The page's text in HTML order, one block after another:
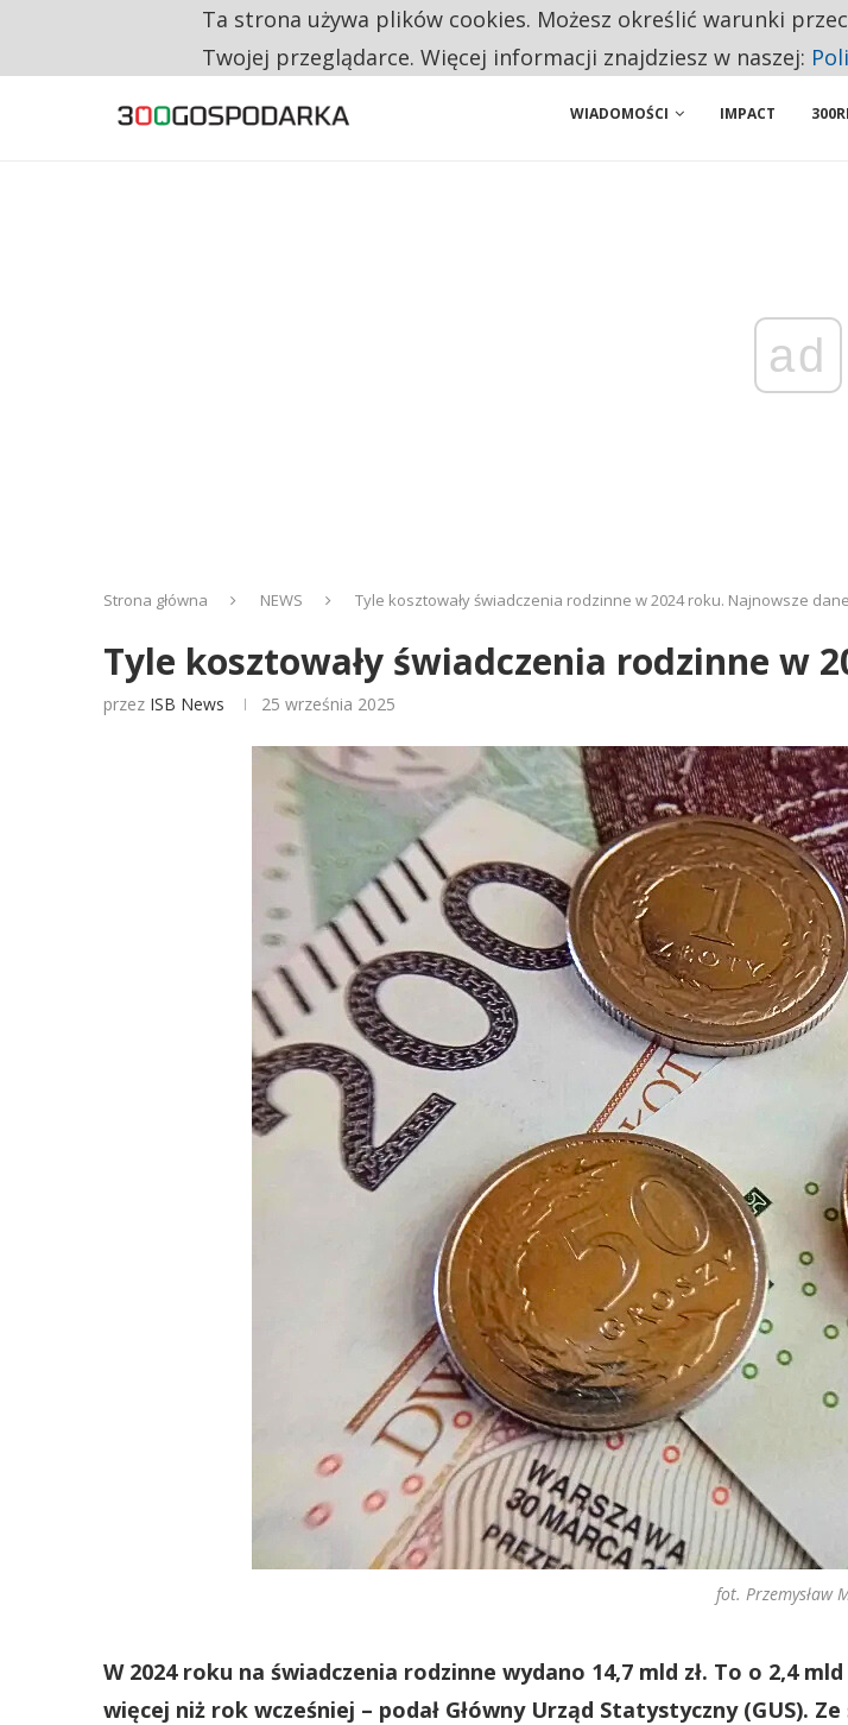
RESTRYKCJE CHIN UDERZAJĄ W EUROPEJSKI PRZEMYSŁ. NA LIŚCIE SĄ DWA PODMIOTY Z
WIADOMOŚCI IMPACT
ad
Strona główna NEWS Tyle kosztowały świadczenia rodzinne w 2024 roku. Najnowsze
Tyle kosztowały świadczenia rodzinne w
przez ISB News 25 września 2025
fot. Przemysław
W 2024 roku na świadczenia rodzinne wydano 14,7 mld zł. To o 2,4 mld
więcej niż rok wcześniej – podał Główny Urząd Statystyczny (GUS).
Ta strona używa plików cookies. Możesz określić warunki
Twojej przeglądarce. Więcej informacji znajdziesz w naszej: